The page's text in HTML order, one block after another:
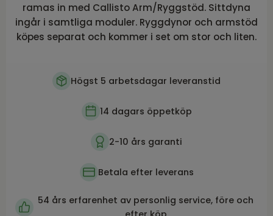
ramas in med Callisto Arm/Ryggstöd. Sittdyna
ingår i samtliga moduler. Ryggdynor och armstöd
köpes separat och kommer i set om stor och liten.
Högst 5 arbetsdagar leveranstid
14 dagars öppetköp
2-10 års garanti
Betala efter leverans
54 års erfarenhet av personlig service, före och